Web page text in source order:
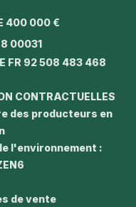
400 000 €
00031
FR 92 508 483 468
CONTRACTUELLES
des producteurs en
l'environnement :
de vente